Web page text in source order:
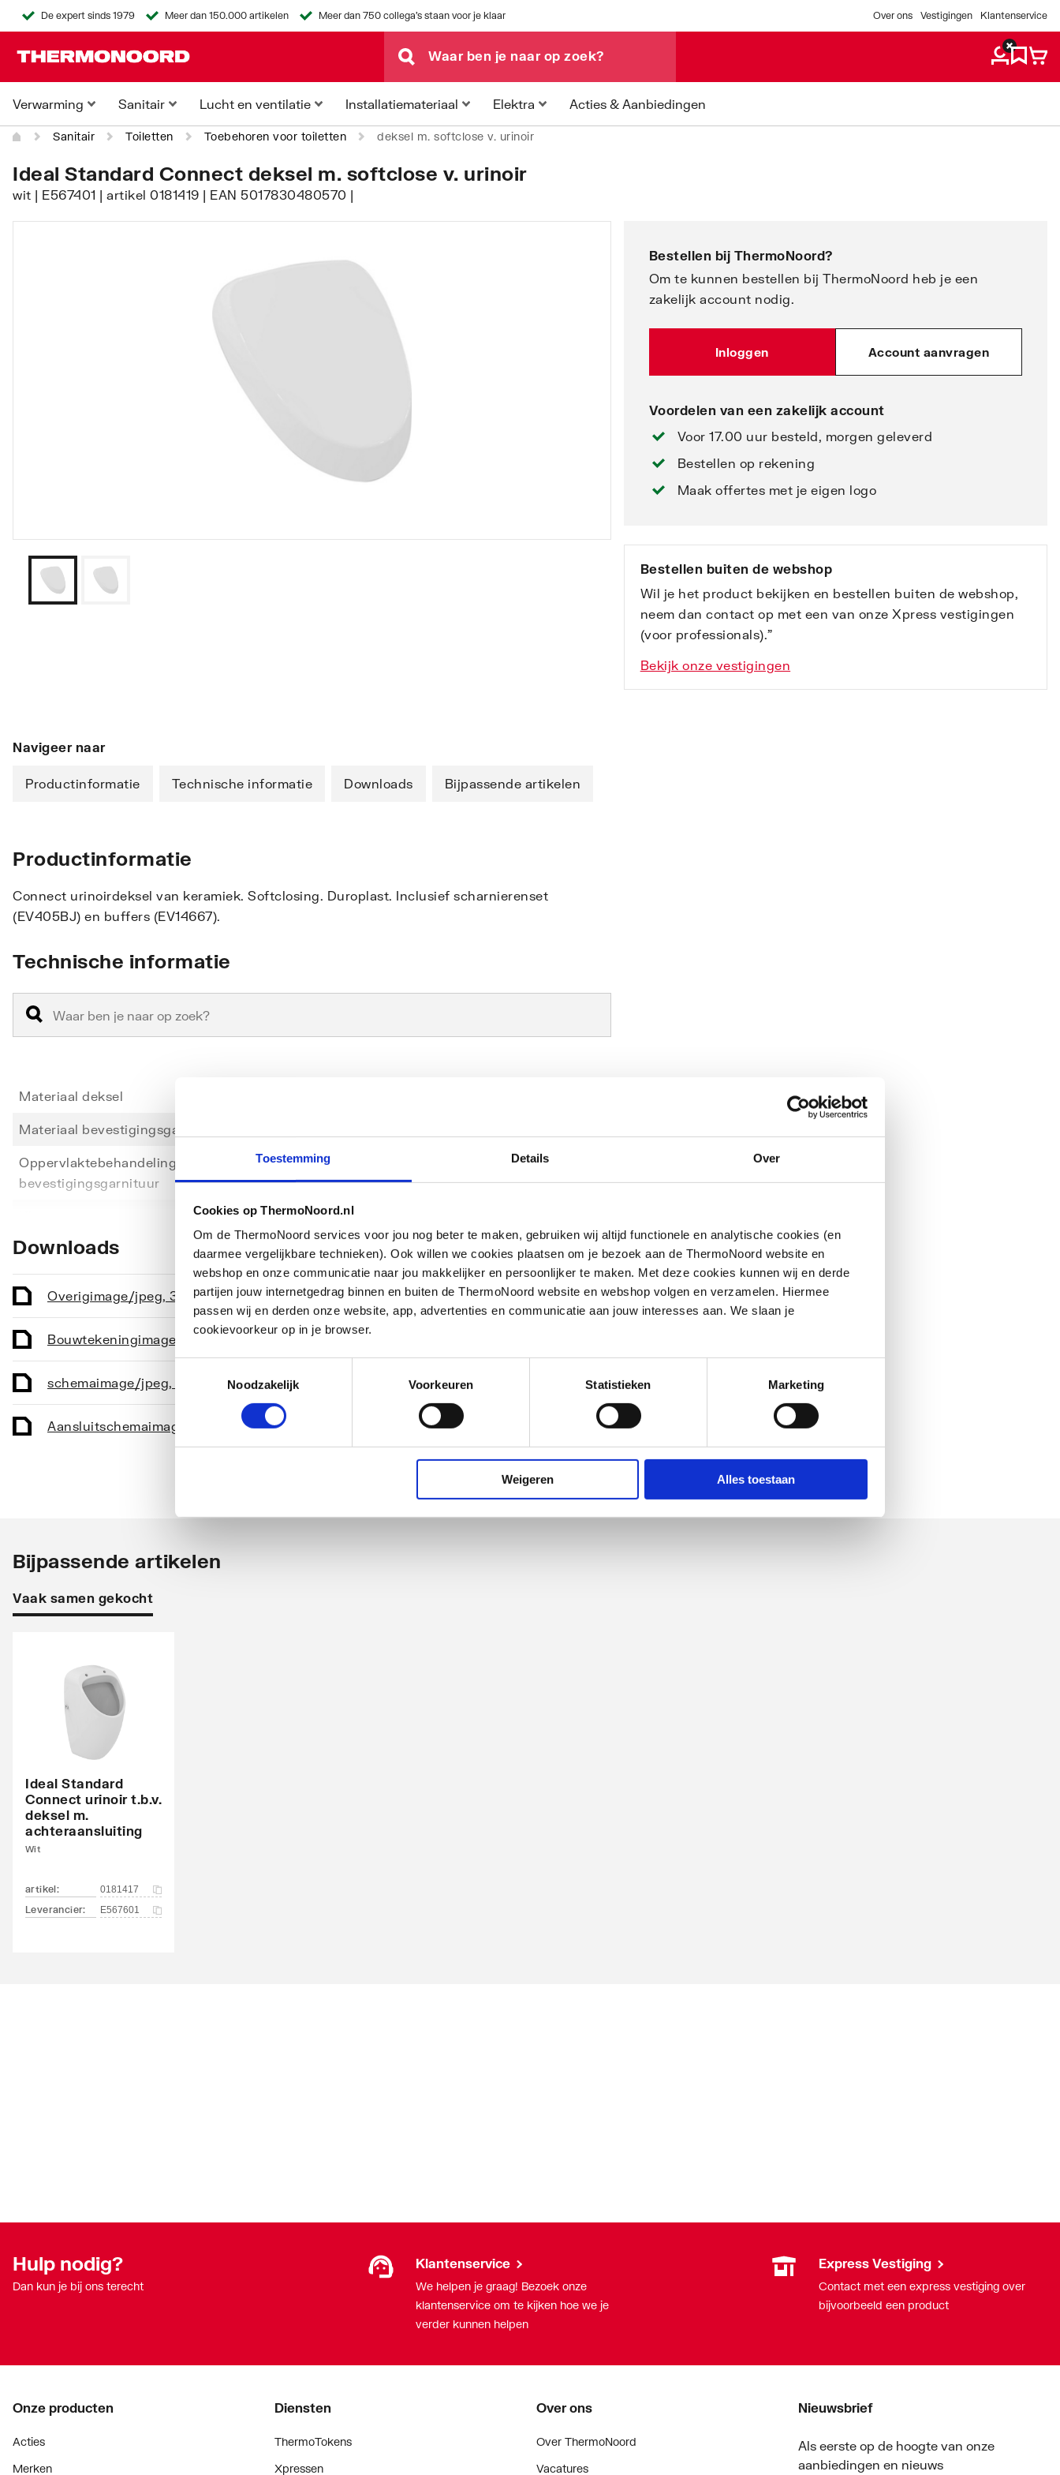
Toestemming Details Over
Cookies op ThermoNoord.nl
Om de ThermoNoord services voor jou nog beter te maken, gebruiken wij altijd functionele en analytische cookies (en
daarmee vergelijkbare technieken). Ook willen we cookies plaatsen om je bezoek aan de ThermoNoord website en
webshop en onze communicatie naar jou makkelijker en persoonlijker te maken. Met deze cookies kunnen wij en derde
partijen jouw internetgedrag binnen en buiten de ThermoNoord website en webshop volgen en verzamelen. Hiermee
passen wij en derden onze website, app, advertenties en communicatie aan jouw interesses aan. We slaan je
cookievoorkeur op in je browser.
Noodzakelijk
Voorkeuren Statistieken Marketing
Weigeren Alles toestaan
De expert sinds 1979 Meer dan 150.000 artikelen Meer dan 750 collega's staan voor je klaar Over ons Vestigingen Klantenservice
Verwarming Sanitair Lucht en ventilatie Installatiemateriaal Elektra Acties & Aanbiedingen
Sanitair Toiletten Toebehoren voor toiletten deksel m. softclose v. urinoir
Ideal Standard Connect deksel m. softclose v. urinoir
wit | E567401 | artikel 0181419 | EAN 5017830480570 |
Bestellen bij ThermoNoord?
Om te kunnen bestellen bij ThermoNoord heb je een
zakelijk account nodig.
Inloggen Account aanvragen
Voordelen van een zakelijk account
Voor 17.00 uur besteld, morgen geleverd
Bestellen op rekening
Maak offertes met je eigen logo
Bestellen buiten de webshop
Wil je het product bekijken en bestellen buiten de webshop,
neem dan contact op met een van onze Xpress vestigingen
(voor professionals).”
Bekijk onze vestigingen
Navigeer naar
Productinformatie Technische informatie Downloads Bijpassende artikelen
Productinformatie
Connect urinoirdeksel van keramiek. Softclosing. Duroplast. Inclusief scharnierenset
(EV405BJ) en buffers (EV14667).
Technische informatie
Materiaal deksel
Materiaal bevestigingsgarnituur
Oppervlaktebehandeling
bevestigingsgarnituur
Onbehandeld
Wit
Afneembaar Nee
Ja
Antibacteriële behandeling Nee
Met bevestigingsmateriaal
Downloads
Overigimage/jpeg, 3 KB
Bouwtekeningimage/png ,20 KB
schemaimage/jpeg,
Aansluitschemaimage/jpeg 25 KB
Bijpassende artikelen
Vaak samen gekocht
Ideal Standard
Connect urinoir t.b.v.
deksel m.
achteraansluiting
Wit
artikel: 0181417
Leverancier: E567601
Hulp nodig?
Dan kun je bij ons terecht
Klantenservice
We helpen je graag! Bezoek onze
klantenservice om te kijken hoe we je
verder kunnen helpen
Express Vestiging
Contact met een express vestiging over
bijvoorbeeld een product
Onze producten
Acties
Merken
Diensten
ThermoTokens
Xpressen
Over ons
Over ThermoNoord
Vacatures
Nieuwsbrief
Als eerste op de hoogte van onze
aanbiedingen en nieuws